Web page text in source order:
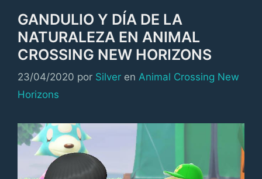
GANDULIO Y DÍA DE LA
NATURALEZA EN ANIMAL
CROSSING NEW HORIZONS
23/04/2020 por Silver en Categorías
Animal Crossing New
Horizons